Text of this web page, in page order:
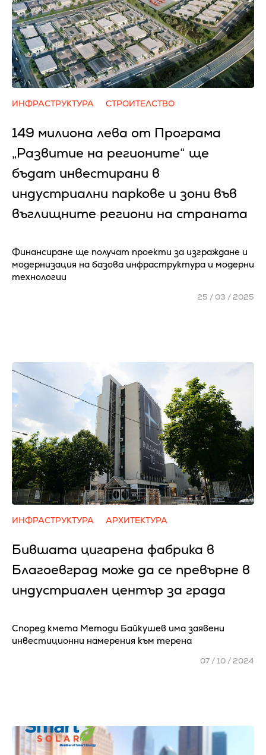
ИНФРАСТРУКТУРА СТРОИТЕЛСТВО
149 милиона лева от Програма
„Развитие на регионите“ ще
бъдат инвестирани в
индустриални паркове и зони във
въглищните региони на страната
Финансиране ще получат проекти за изграждане и
модернизация на базова инфраструктура и модерни
технологии
25 / 03 / 2025
ИНФРАСТРУКТУРА АРХИТЕКТУРА
Бившата цигарена фабрика в
Благоевград може да се превърне в
индустриален център за града
Според кмета Методи Байкушев има заявени
инвестиционни намерения към терена
07 / 10 / 2024